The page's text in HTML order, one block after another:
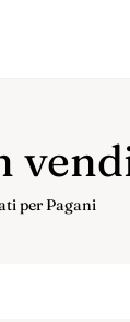
per Pagani